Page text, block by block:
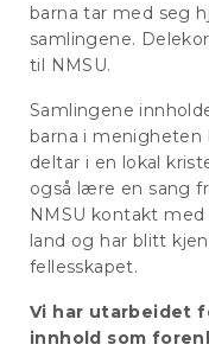
barna tar med seg
samlingene.
til NMSU.
Samlingene
barna i menigheten
deltar i en lokal
også lære en sang
NMSU kontakt
land og har blitt
fellesskapet.
Vi har utarbeidet
innhold som